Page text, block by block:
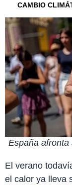
CAMBIO
España afronta
El verano
el calor ya lleva